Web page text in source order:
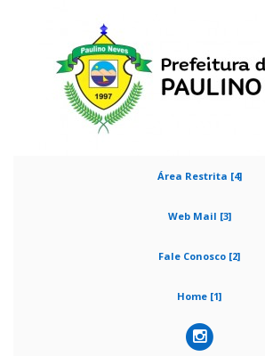
Área Restrita [4]
Web Mail [3]
Fale Conosco [2]
Home [1]